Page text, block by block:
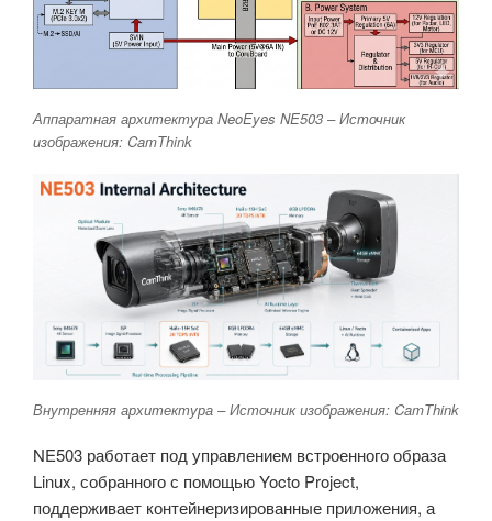
Аппаратная архитектура NeoEyes NE503 – Источник
изображения: CamThink
Внутренняя архитектура – Источник изображения: CamThink
NE503 работает под управлением встроенного образа
Linux, собранного с помощью Yocto Project,
поддерживает контейнеризированные приложения, а